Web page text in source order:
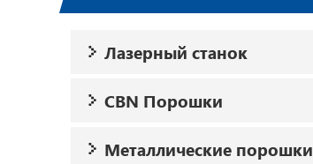
Лазерный станок
CBN Порошки
Металлические порошки